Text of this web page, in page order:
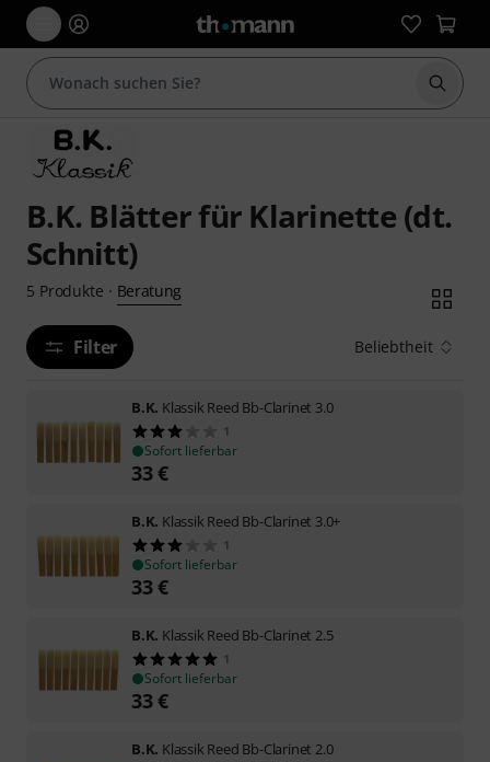
Suche
B.K. Blätter für Klarinette (dt.
Schnitt)
5 Produkte · Beratung
Filter Beliebtheit
B.K. Klassik Reed Bb-Clarinet 3.0
1
Sofort lieferbar
33€
B.K. Klassik Reed Bb-Clarinet 3.0+
1
Sofort lieferbar
33€
B.K. Klassik Reed Bb-Clarinet 2.5
1
Sofort lieferbar
33€
B.K. Klassik Reed Bb-Clarinet 2.0